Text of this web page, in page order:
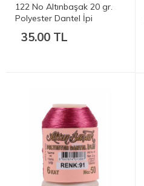
122 No Altınbaşak 20 gr.
Polyester Dantel İpi
35.00 TL